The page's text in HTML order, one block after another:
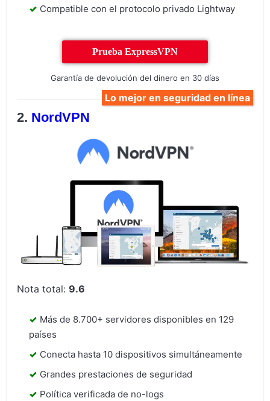
Compatible con el protocolo privado Lightway
Prueba ExpressVPN
Garantía de devolución del dinero en 30 días
Lo mejor en seguridad en línea
NordVPN
Nota total:9.6
Más de 8.700+ servidores disponibles en 129
países
Conecta hasta 10 dispositivos simultáneamente
Grandes prestaciones de seguridad
Política verificada de no-logs